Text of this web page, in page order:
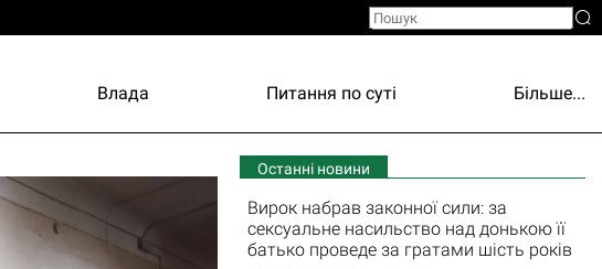
Влада Питання по суті Більше...
Останні новини
Вирок набрав законної сили: за
сексуальне насильство над донькою її
батько проведе за гратами шість років